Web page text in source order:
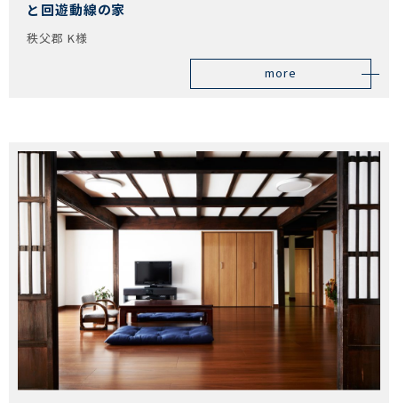
と回遊動線の家
秩父郡 K様
more